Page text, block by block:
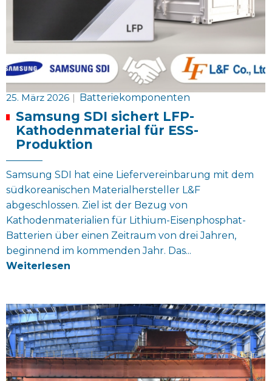
25. März 2026 | Batteriekomponenten
Samsung SDI sichert LFP-
Kathodenmaterial für ESS-
Produktion
Samsung SDI hat eine Liefervereinbarung mit dem
südkoreanischen Materialhersteller L&F
abgeschlossen. Ziel ist der Bezug von
Kathodenmaterialien für Lithium-Eisenphosphat-
Batterien über einen Zeitraum von drei Jahren,
beginnend im kommenden Jahr. Das...
Weiterlesen